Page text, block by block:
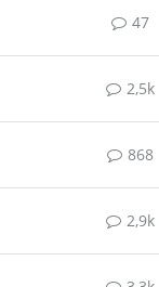
47
2,5k
868
2,9k